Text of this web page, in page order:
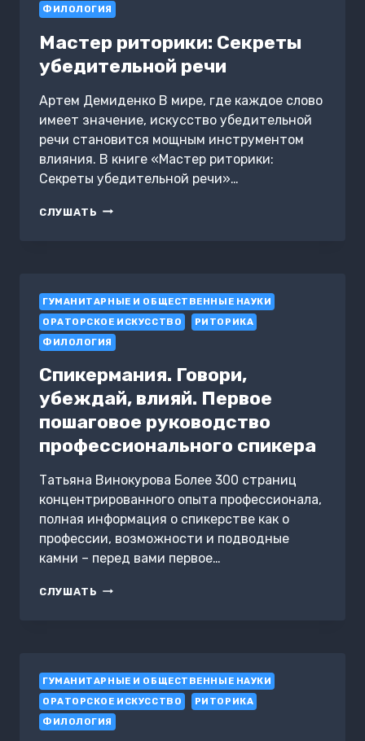
ФИЛОЛОГИЯ
Мастер риторики: Секреты
убедительной речи
Артем Демиденко В мире, где каждое слово
имеет значение, искусство убедительной
речи становится мощным инструментом
влияния. В книге «Мастер риторики:
Секреты убедительной речи»…
СЛУШАТЬ МАСТЕР
ГУМАНИТАРНЫЕ И ОБЩЕСТВЕННЫЕ НАУКИ
ОРАТОРСКОЕ ИСКУССТВО
РИТОРИКА
ФИЛОЛОГИЯ
Спикермания. Говори,
убеждай, влияй. Первое
пошаговое руководство
профессионального спикера
Татьяна Винокурова Более 300 страниц
концентрированного опыта профессионала,
полная информация о спикерстве как о
профессии, возможности и подводные
камни – перед вами первое…
СЛУШАТЬ СПИКЕРМАНИЯ.
РУКОВОДСТВО
ПРОФЕССИОНАЛЬНОГО
СПИКЕРА
ГУМАНИТАРНЫЕ И ОБЩЕСТВЕННЫЕ НАУКИ
ОРАТОРСКОЕ ИСКУССТВО
РИТОРИКА
ФИЛОЛОГИЯ